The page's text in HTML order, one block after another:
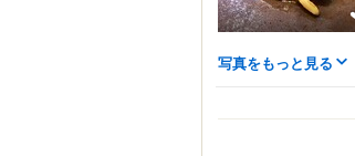
写真をもっと見る